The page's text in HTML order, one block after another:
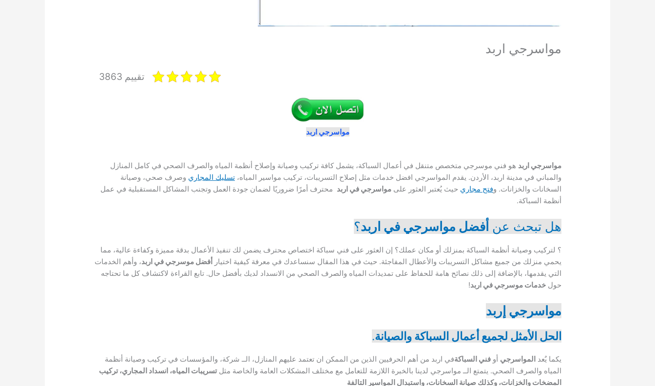
مواسرجي اربد
تقييم 3863
مواسرجي اربد
مواسرجي اربد هو فني موسرجي متخصص متنقل في أعمال السباكة، يشمل كافة تركيب وصيانة وإصلاح أنظمة المياه والصرف الصحي في كامل المنازل
والمباني في مدينة اربد، الأردن. يقدم المواسرجي افضل خدمات مثل إصلاح التسريبات، تركيب مواسير المياه،تسليك المجاري وصرف صحي، وصيانة
السخانات والخزانات. وفتح مجاري حيث يُعتبر العثور علىمواسرجي في اربد محترف أمرًا ضروريًا لضمان جودة العمل وتجنب المشاكل المستقبلية في عمل
أنظمة السباكة.
هل تبحث عن أفضل مواسرجي في اربد؟
؟ لتركيب وصيانة أنظمة السباكة بمنزلك أو مكان عملك؟ إن العثور على فني سباكة اختصاص محترف يضمن لك تنفيذ الأعمال بدقة مميزة وكفاءة عالية، مما
يحمي منزلك من جميع مشاكل التسريبات والأعطال المفاجئة. حيث في هذا المقال سنساعدك في معرفة كيفية اختيارأفضل موسرجي في اربد، وأهم الخدمات
التي يقدمها، بالإضافة إلى ذلك نصائح هامة للحفاظ على تمديدات المياه والصرف الصحي من الانسداد لديك بأفضل حال. تابع القراءة لاكتشاف كل ما تحتاجه
حولخدمات موسرجي في اربد!
مواسرجي إربد
الحل الأمثل لجميع أعمال السباكة والصيانة.
يكما يٌعدالمواسرجي أوفني السباكةفي اربد من أهم الحرفيين الذين من الممكن ان تعتمد عليهم المنازل، الــ شركة، والمؤسسات في تركيب وصيانة أنظمة
المياه والصرف الصحي. يتمتع الــ مواسرجي لدينا بالخبرة اللازمة للتعامل مع مختلف المشكلات العامة والخاصة مثلتسريبات المياه، انسداد المجاري، تركيب
المضخات والخزانات، وكذلك صيانة السخانات، واستبدال المواسير التالفة